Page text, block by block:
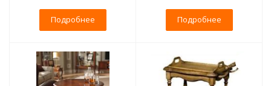
Подробнее Подробнее